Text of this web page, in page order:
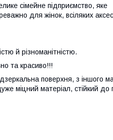
сімейне підприємство, яке
для жінок, всіляких
й різноманітністю.
та красиво!!!
поверхня, з іншого
міцний матеріал, стійкий